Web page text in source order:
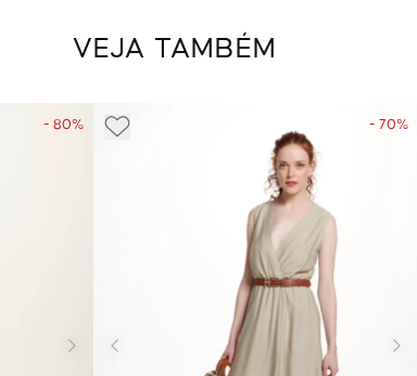
VEJA TAMBÉM
- 80% - 70%